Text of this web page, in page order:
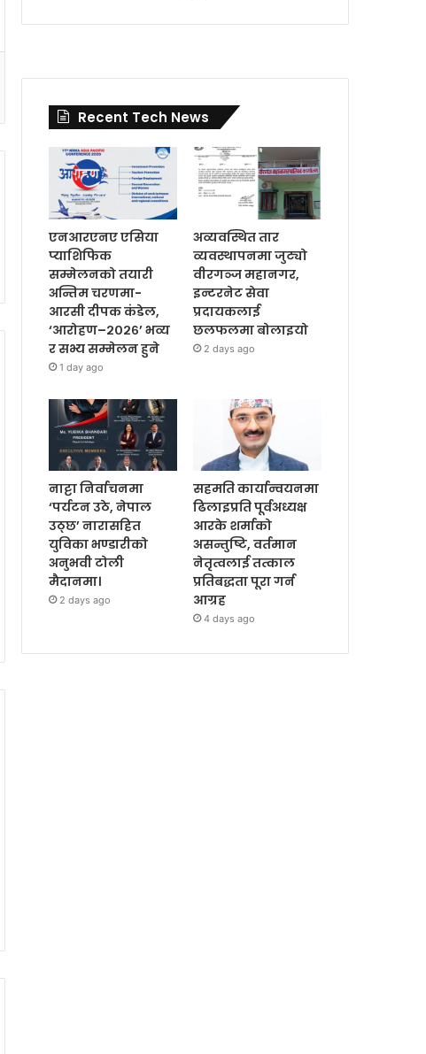
Recent Tech News
एनआरएनए एसिया
प्याशिफिक
सम्मेलनको तयारी
अन्तिम चरणमा-
आरसी दीपक कंडेल,
‘आरोहण–२०२६’ भव्य
र सभ्य सम्मेलन हुने
1 day ago
अव्यवस्थित तार
व्यवस्थापनमा जुट्यो
वीरगञ्ज महानगर,
इन्टरनेट सेवा
प्रदायकलाई
छलफलमा बोलाइयो
2 days ago
नाट्टा निर्वाचनमा
‘पर्यटन उठे, नेपाल
उठ्छ’ नारासहित
युविका भण्डारीको
अनुभवी टोली
मैदानमा।
2 days ago
सहमति कार्यान्वयनमा
ढिलाइप्रति पूर्वअध्यक्ष
आरके शर्माको
असन्तुष्टि, वर्तमान
नेतृत्वलाई तत्काल
प्रतिबद्धता पूरा गर्न
आग्रह
4 days ago